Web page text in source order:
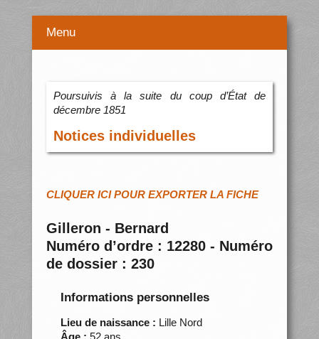
Menu
Poursuivis à la suite du coup d’État de
décembre 1851
Notices individuelles
CLIQUER ICI POUR EXPORTER LA FICHE
Gilleron - Bernard
Numéro d’ordre : 12280 - Numéro
de dossier : 230
Informations personnelles
Lieu de naissance : Lille Nord
Âge : 52 ans